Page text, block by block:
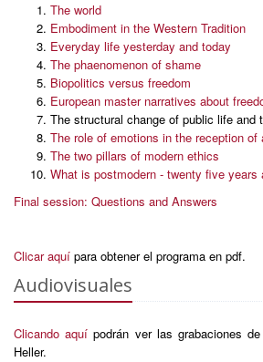
The world
Embodiment in the Western Tradition
Everyday life yesterday and today
The phaenomenon of shame
Biopolitics versus freedom
European master narratives about
The structural change of public life and
The role of emotions in the reception of
The two pillars of modern ethics
What is postmodern - twenty five years
Final session: Questions and Answers
Clicar aquí para obtener el programa en pdf.
Audiovisuales
Clicando aquí podrán ver las grabaciones
Heller.